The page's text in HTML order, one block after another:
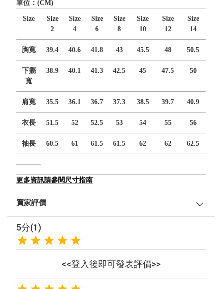
單位：(CM)
Size
Size
2
Size
4
Size
6
Size
8
Size
10
Size
12
Size
14
胸寬 39.4 40.6 41.8 43 45.5 48 50.5
下擺
寬
38.9 40.1 41.3 42.5 45 47.5 50
肩寬 35.5 36.1 36.7 37.3 38.5 39.7 40.9
衣長 51.5 52 52.5 53 54 55 56
袖長 60.5 61 61.5 61.5 62 62 62.5
更多資訊請參閱尺寸指南
買家評價
5分(1)
<<登入後即可發表評價>>